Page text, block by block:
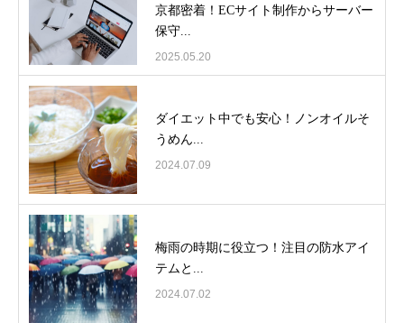
京都密着！ECサイト制作からサーバー
保守...
2025.05.20
ダイエット中でも安心！ノンオイルそ
うめん...
2024.07.09
梅雨の時期に役立つ！注目の防水アイ
テムと...
2024.07.02